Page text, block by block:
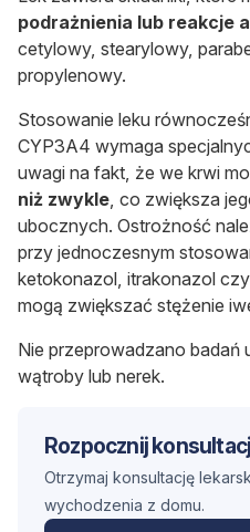
podrażnienia lub reakcje
cetylowy, stearylowy,
propylenowy.
Stosowanie leku
CYP3A4 wymaga
uwagi na fakt, że we krwi
niż zwykle, co zwiększa
ubocznych. Ostrożność
przy jednoczesnym
ketokonazol, itrakonazol
mogą zwiększać stężenie
Nie przeprowadzano badań
wątroby lub nerek.
Rozpocznij
Otrzymaj konsultację
wychodzenia z domu.